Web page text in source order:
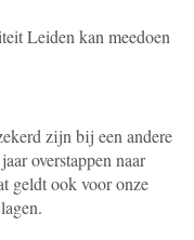
Leiden kan meedoen
zijn bij een andere
overstappen naar
geldt ook voor onze